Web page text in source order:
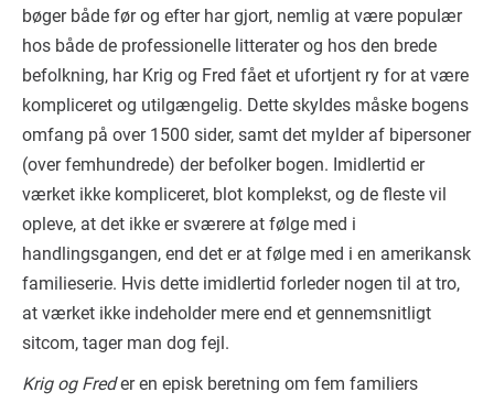
bøger både før og efter har gjort, nemlig at være populær
hos både de professionelle litterater og hos den brede
befolkning, har Krig og Fred fået et ufortjent ry for at være
kompliceret og utilgængelig. Dette skyldes måske bogens
omfang på over 1500 sider, samt det mylder af bipersoner
(over femhundrede) der befolker bogen. Imidlertid er
værket ikke kompliceret, blot komplekst, og de fleste vil
opleve, at det ikke er sværere at følge med i
handlingsgangen, end det er at følge med i en amerikansk
familieserie. Hvis dette imidlertid forleder nogen til at tro,
at værket ikke indeholder mere end et gennemsnitligt
sitcom, tager man dog fejl.
Krig og Freder en episk beretning om fem familiers